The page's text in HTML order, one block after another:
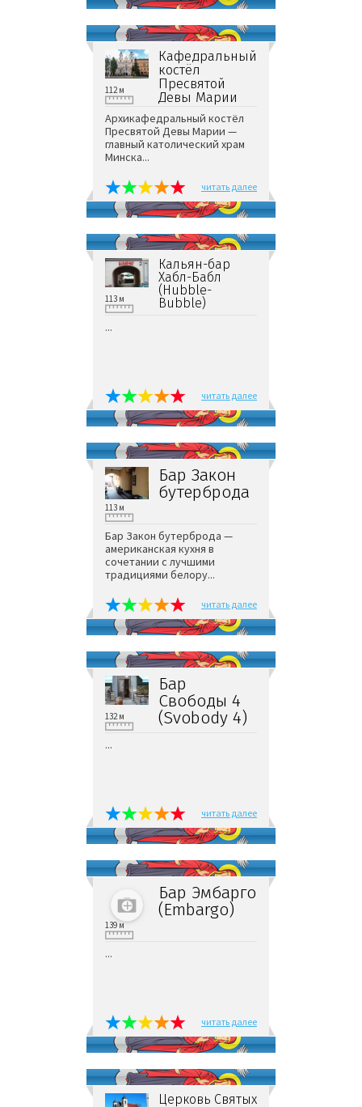
Кафедральный
костёл
Пресвятой
Девы Марии
112 м
Архикафедральный костёл
Пресвятой Девы Марии —
главный католический храм
Минска...
читать далее
Кальян-бар
Хабл-Бабл
(Hubble-
Bubble)
113 м
...
читать далее
Бар Закон
бутерброда
113 м
Бар Закон бутерброда —
американская кухня в
сочетании с лучшими
традициями белору...
читать далее
Бар
Свободы 4
(Svobody 4)
132 м
...
читать далее
Бар Эмбарго
(Embargo)
139 м
...
читать далее
Церковь Святых